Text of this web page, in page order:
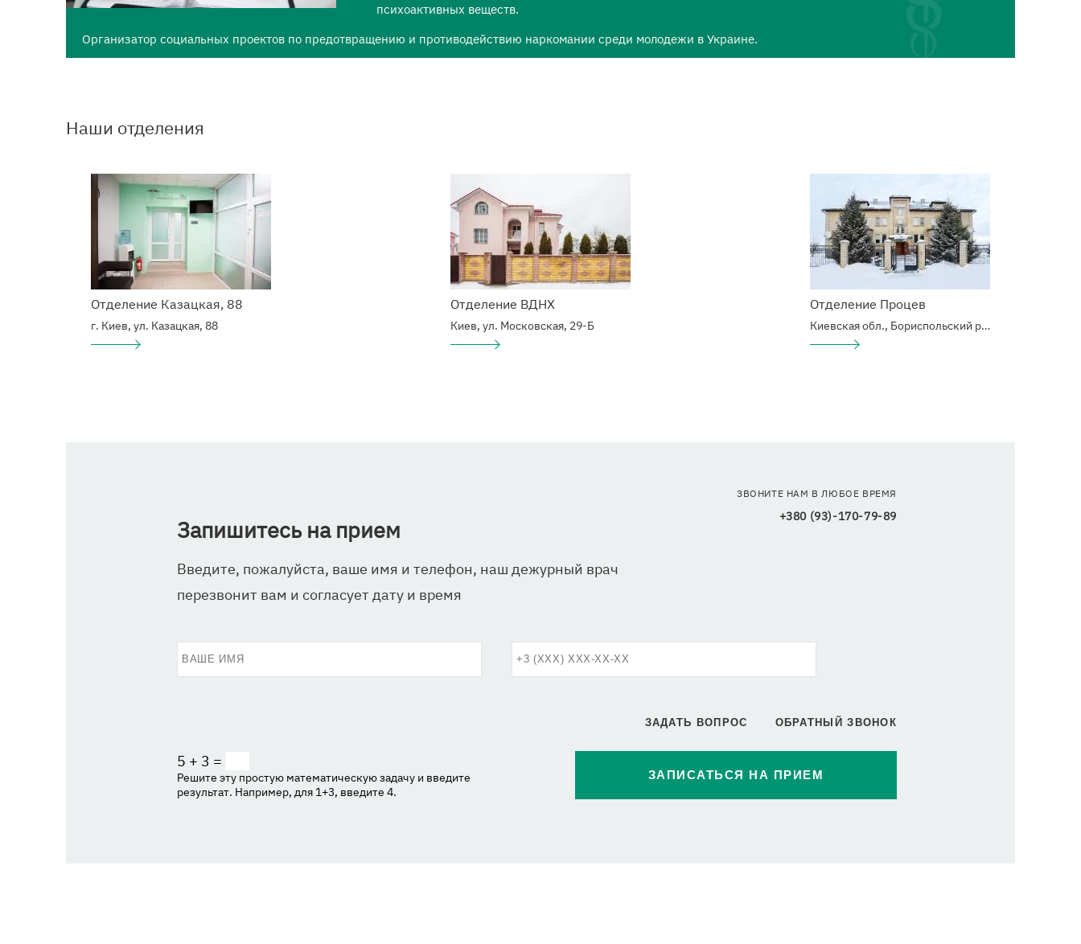
психоактивных веществ.
Организатор социальных проектов по предотвращению и противодействию наркомании среди молодежи в Украине.
Наши отделения
Отделение Казацкая, 88
г. Киев, ул. Казацкая, 88
Подробнее
о
Отделение ВДНХ
Киев, ул. Московская, 29-Б
Подробнее
о
Отделение Процев
Киевская обл., Бориспольский р-н, с.Процев, Б. Хмельницкого 6/10
Подробнее
о
Запишитесь на прием
Введите, пожалуйста, ваше имя и телефон, наш дежурный врач
перезвонит вам и согласует дату и время
ЗВОНИТЕ НАМ В ЛЮБОЕ ВРЕМЯ
+380 (93)-170-79-89
5 + 3 =
Решите эту простую математическую задачу и введите
результат. Например, для 1+3, введите 4.
ЗАДАТЬ ВОПРОС ОБРАТНЫЙ ЗВОНОК